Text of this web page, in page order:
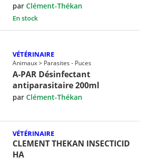
parClément-Thékan
En stock
VÉTÉRINAIRE
Animaux > Parasites - Puces
A-PAR Désinfectant
antiparasitaire 200ml
parClément-Thékan
VÉTÉRINAIRE
CLEMENT THEKAN INSECTICID
HA